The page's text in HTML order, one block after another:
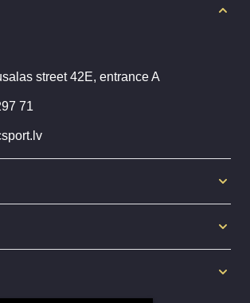
street 42E, entrance A
71